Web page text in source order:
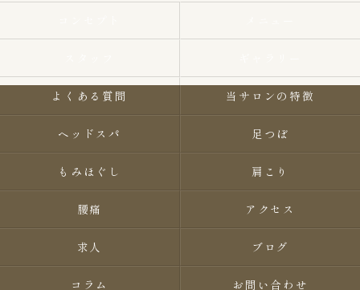
よくある質問 当サロンの特徴
ヘッドスパ 足つぼ
もみほぐし 肩こり
腰痛 アクセス
求人 ブログ
コラム お問い合わせ